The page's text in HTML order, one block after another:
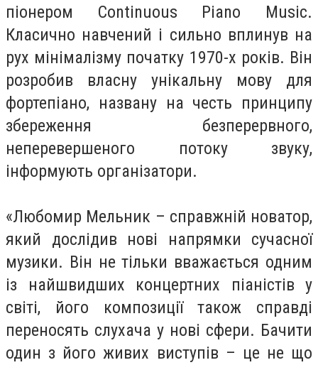
піонером Continuous Piano Music.
Класично навчений і сильно вплинув на
рух мінімалізму початку 1970-х років. Він
розробив власну унікальну мову для
фортепіано, названу на честь принципу
збереження безперервного,
неперевершеного потоку звуку,
інформують організатори.
«Любомир Мельник – справжній новатор,
який дослідив нові напрямки сучасної
музики. Він не тільки вважається одним
із найшвидших концертних піаністів у
світі, його композиції також справді
переносять слухача у нові сфери. Бачити
один з його живих виступів – це не що